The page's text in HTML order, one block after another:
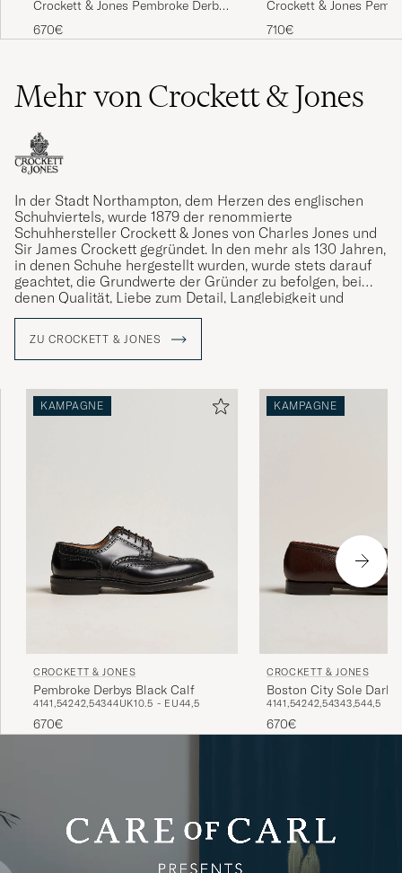
Crockett & Jones Pembroke Derbys
Black Calf
670€
Crockett & Jones
Tan Grained Calf
710€
Mehr von Crockett & Jones
In der Stadt Northampton, dem Herzen des englischen
Schuhviertels, wurde 1879 der renommierte
Schuhhersteller Crockett & Jones von Charles Jones und
Sir James Crockett gegründet. In den mehr als 130 Jahren,
in denen Schuhe hergestellt wurden, wurde stets darauf
geachtet, die Grundwerte der Gründer zu befolgen, bei
denen Qualität, Liebe zum Detail, Langlebigkeit und
verwaltet.
ZU CROCKETT & JONES
KAMPAGNE
CROCKETT & JONES
Pembroke Derbys Black Calf
4141,54242,54344UK10.5 - EU44,5
670€
KAMPAGNE
CROCKETT & JONES
Boston City Sole Dark
4141,54242,54343,544,5
670€